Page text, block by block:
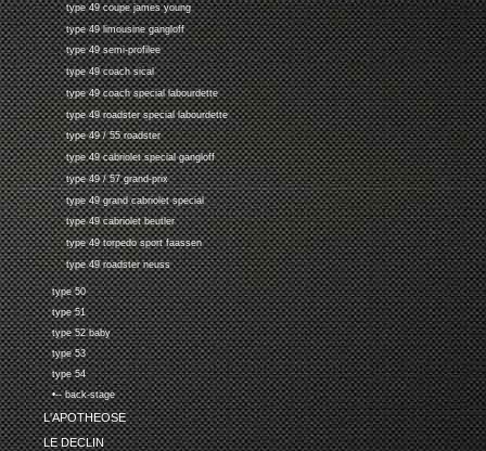
type 49 coupe james young
type 49 limousine gangloff
type 49 semi-profilee
type 49 coach sical
type 49 coach special labourdette
type 49 roadster special labourdette
type 49 / 55 roadster
type 49 cabriolet special gangloff
type 49 / 57 grand-prix
type 49 grand cabriolet special
type 49 cabriolet beutler
type 49 torpedo sport faassen
type 49 roadster neuss
type 50
type 51
type 52 baby
type 53
type 54
•-- back-stage
L'APOTHEOSE
LE DECLIN